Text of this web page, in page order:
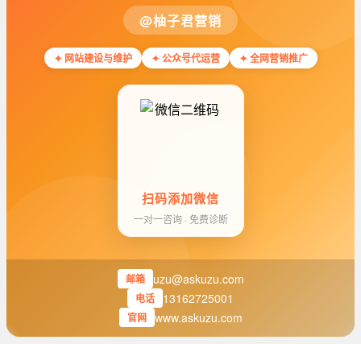
@柚子君营销
✦ 网站建设与维护 ✦ 公众号代运营 ✦ 全网营销推广
扫码添加微信
一对一咨询 · 免费诊断
邮箱 uzu@askuzu.com
电话 13162725001
官网 www.askuzu.com